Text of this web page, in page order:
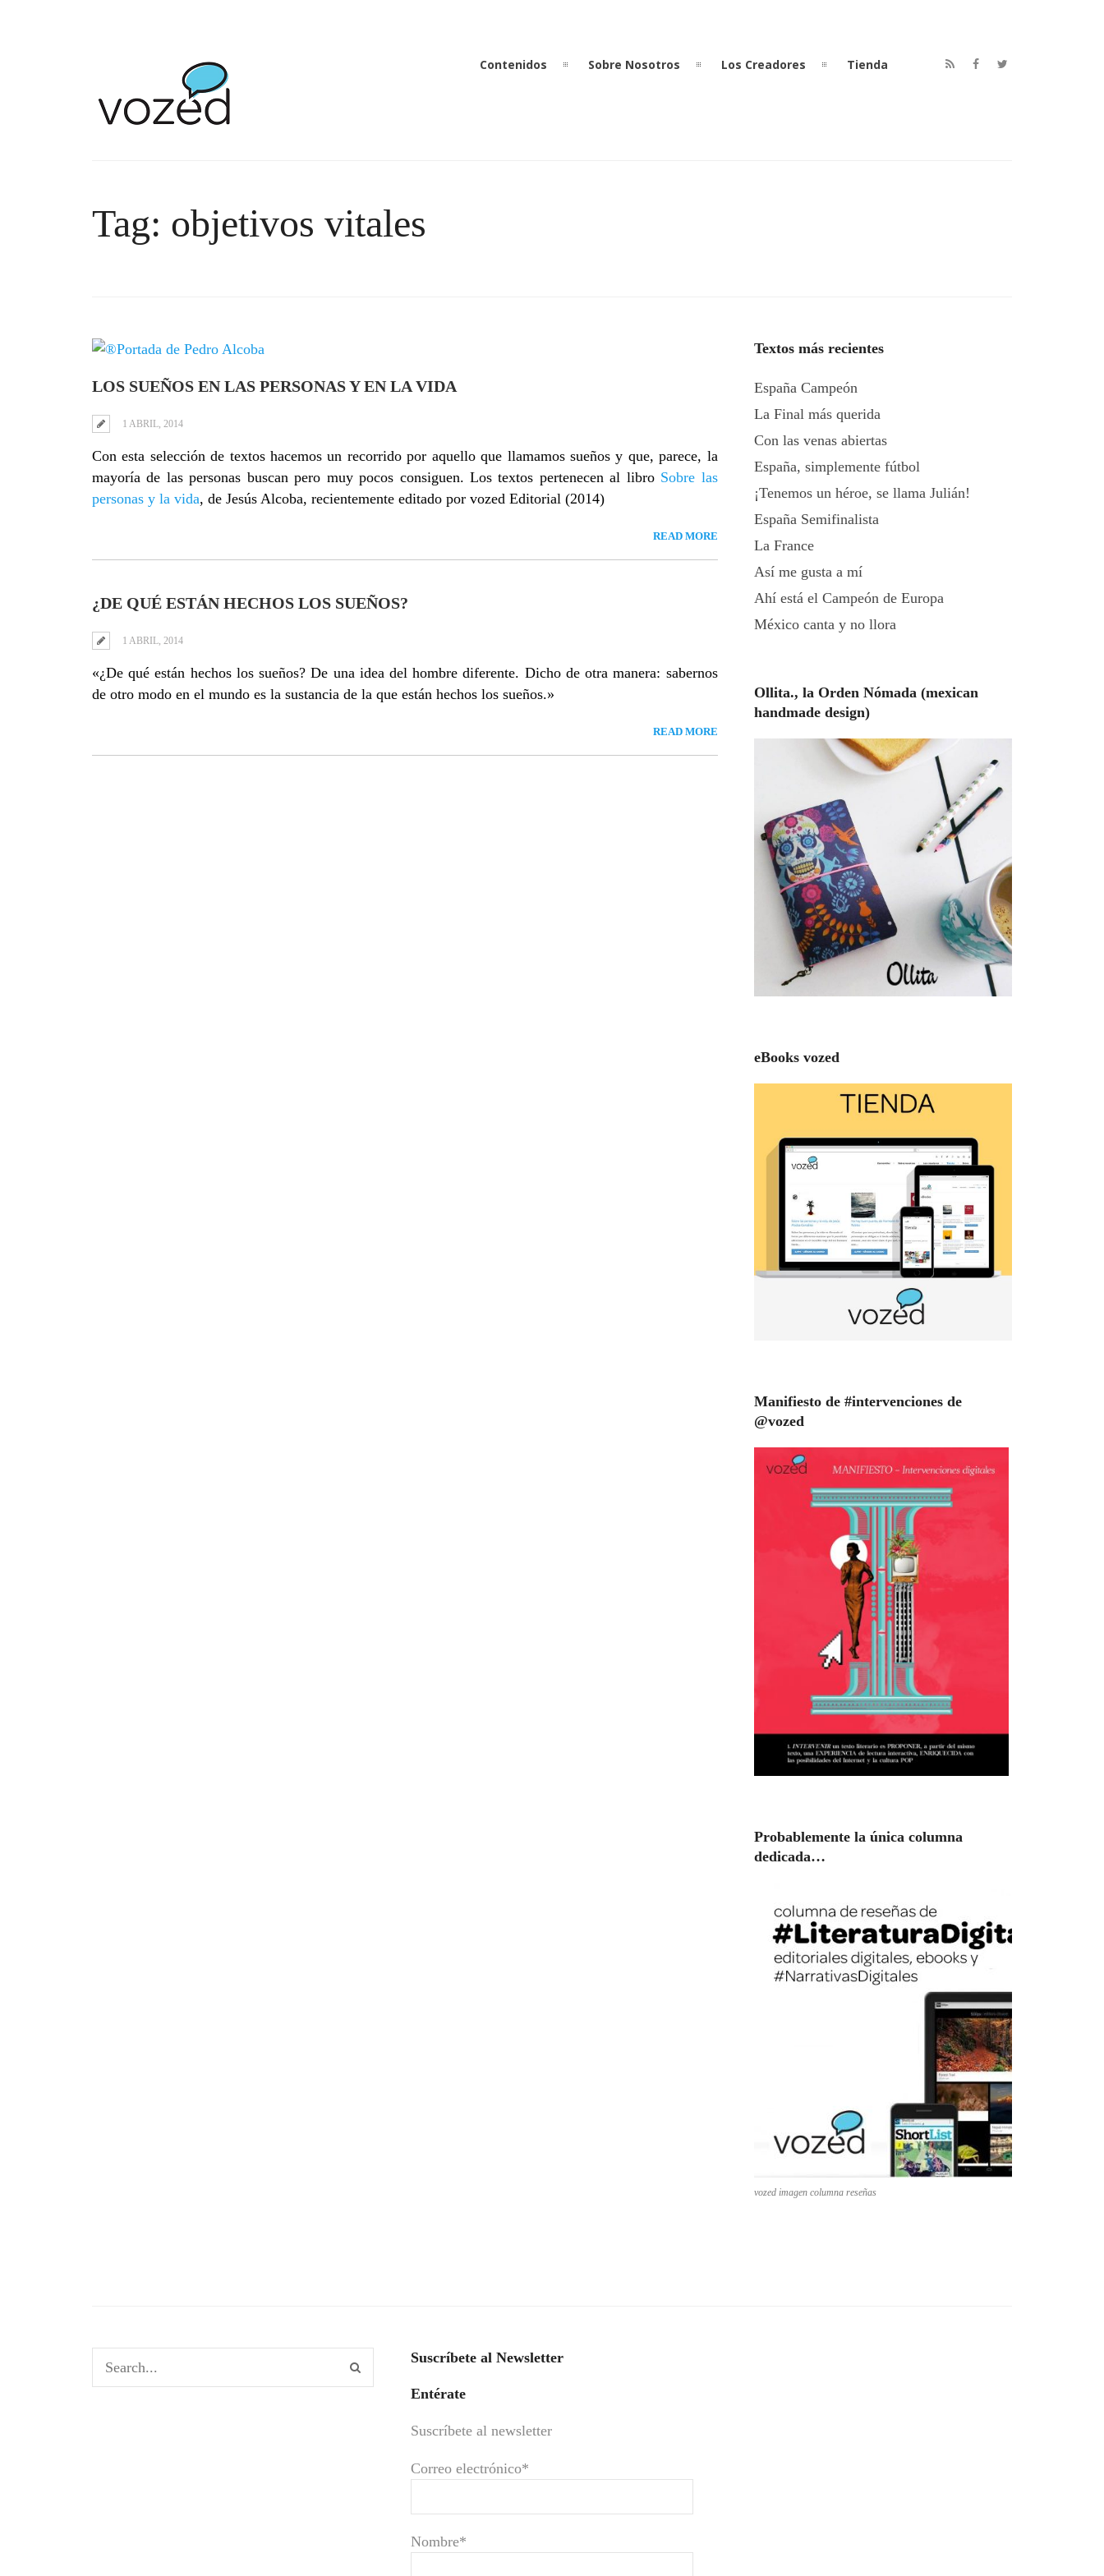
Contenidos Sobre Nosotros Los Creadores Tienda
Tag: objetivos vitales
LOS SUEÑOS EN LAS PERSONAS Y EN LA VIDA
1 ABRIL, 2014
Con esta selección de textos hacemos un recorrido por aquello que llamamos sueños y que, parece, la
mayoría de las personas buscan pero muy pocos consiguen. Los textos pertenecen al libro Sobre las
personas y la vida, de Jesús Alcoba, recientemente editado por vozed Editorial (2014)
READ MORE
¿DE QUÉ ESTÁN HECHOS LOS SUEÑOS?
1 ABRIL, 2014
«¿De qué están hechos los sueños? De una idea del hombre diferente. Dicho de otra manera: sabernos
de otro modo en el mundo es la sustancia de la que están hechos los sueños.»
READ MORE
Textos más recientes
España Campeón
La Final más querida
Con las venas abiertas
España, simplemente fútbol
¡Tenemos un héroe, se llama Julián!
España Semifinalista
La France
Así me gusta a mí
Ahí está el Campeón de Europa
México canta y no llora
Ollita., la Orden Nómada (mexican
handmade design)
eBooks vozed
Manifiesto de #intervenciones de
@vozed
Probablemente la única columna
dedicada…
vozed imagen columna reseñas
Suscríbete al Newsletter
Entérate
Suscríbete al newsletter
Correo electrónico*
Nombre*